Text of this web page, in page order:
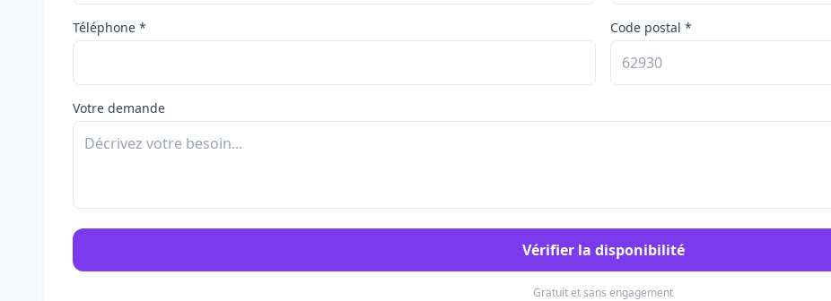
Téléphone * Code postal *
Votre demande
Vérifier la disponibilité
Gratuit et sans engagement